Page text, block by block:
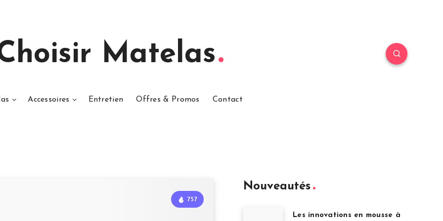
Matelas
Accessoires Entretien Offres & Promos Contact
757
Nouveautés
Les innovations en mousse à